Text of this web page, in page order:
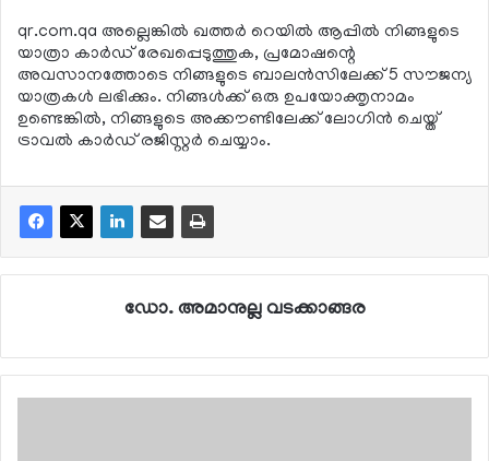
qr.com.qa അല്ലെങ്കില്‍ ഖത്തര്‍ റെയില്‍ ആപ്പില്‍ നിങ്ങളുടെ
യാത്രാ കാര്‍ഡ് രേഖപ്പെടുത്തുക, പ്രമോഷന്റെ
അവസാനത്തോടെ നിങ്ങളുടെ ബാലന്‍സിലേക്ക് 5 സൗജന്യ
യാത്രകള്‍ ലഭിക്കും. നിങ്ങള്‍ക്ക് ഒരു ഉപയോക്തൃനാമം
ഉണ്ടെങ്കില്‍, നിങ്ങളുടെ അക്കൗണ്ടിലേക്ക് ലോഗിന്‍ ചെയ്ത്
ട്രാവല്‍ കാര്‍ഡ് രജിസ്റ്റര്‍ ചെയ്യാം.
ഡോ. അമാനുല്ല വടക്കാങ്ങര